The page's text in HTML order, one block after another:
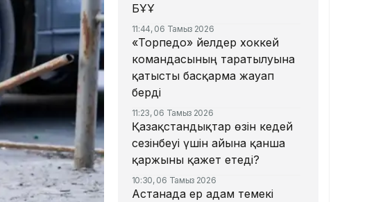
БҰҰ
11:44, 06 Тамыз 2026
«Торпедо» әйелдер хоккей
командасының таратылуына
қатысты басқарма жауап
берді
11:23, 06 Тамыз 2026
Қазақстандықтар өзін кедей
сезінбеуі үшін айына қанша
қаржыны қажет етеді?
10:30, 06 Тамыз 2026
Астанада ер адам темекі